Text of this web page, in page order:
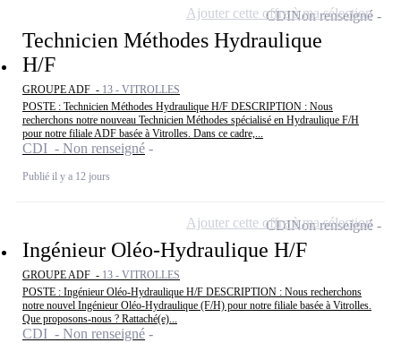
Technicien Méthodes Hydraulique
H/F
GROUPE ADF - 13 - VITROLLES
POSTE : Technicien Méthodes Hydraulique H/F DESCRIPTION : Nous
recherchons notre nouveau Technicien Méthodes spécialisé en Hydraulique F/H
pour notre filiale ADF basée à Vitrolles. Dans ce cadre,...
CDI - Non renseigné
Publié il y a 12 jours
CDINon renseigné
Ajouter cette offre à ma sélection
Ingénieur Oléo-Hydraulique H/F
GROUPE ADF - 13 - VITROLLES
POSTE : Ingénieur Oléo-Hydraulique H/F DESCRIPTION : Nous recherchons
notre nouvel Ingénieur Oléo-Hydraulique (F/H) pour notre filiale basée à Vitrolles.
Que proposons-nous ? Rattaché(e)...
CDI - Non renseigné
CDINon renseigné
Ajouter cette offre à ma sélection